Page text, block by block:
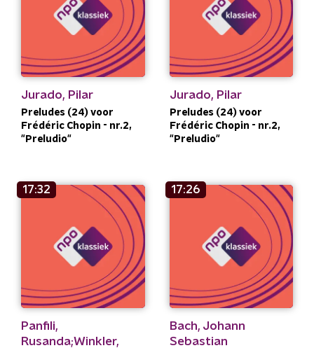
Jurado, Pilar
Preludes (24) voor
Frédéric Chopin - nr.2,
"Preludio"
Jurado, Pilar
Preludes (24) voor
Frédéric Chopin - nr.2,
"Preludio"
17:32
Panfili,
Rusanda;Winkler,
17:26
Bach, Johann
Sebastian